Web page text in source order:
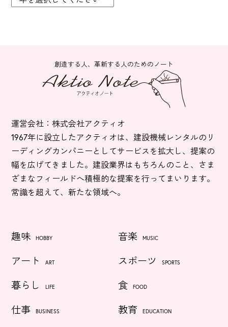
創造する人、革新する人のためのノート
運営会社：株式会社アクティオ
1967年に設立したアクティオは、建設機械レンタルのリ
ーディングカンパニーとしてサービスを拡大し、提案の
幅を広げてきました。建設業界はもちろんのこと、さま
ざまなフィールドへ積極的な提案を行ってまいります。
常識を超えて、新たな領域へ。
趣味 HOBBY 音楽 MUSIC
アート ART スポーツ SPORTS
暮らし LIFE 食 FOOD
仕事 BUSINESS 教育 EDUCATION